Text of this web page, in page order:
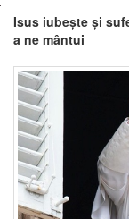
Isus iubește și
a ne mântui